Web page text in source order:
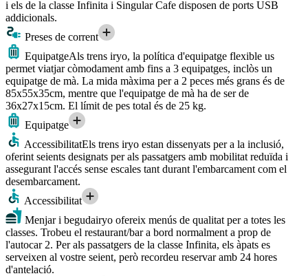
i els de la classe Infinita i Singular Cafe disposen de ports USB
addicionals.
Preses de corrent
EquipatgeAls trens iryo, la política d'equipatge flexible us
permet viatjar còmodament amb fins a 3 equipatges, inclòs un
equipatge de mà. La mida màxima per a 2 peces més grans és de
85x55x35cm, mentre que l'equipatge de mà ha de ser de
36x27x15cm. El límit de pes total és de 25 kg.
Equipatge
AccessibilitatEls trens iryo estan dissenyats per a la inclusió,
oferint seients designats per als passatgers amb mobilitat reduïda i
assegurant l'accés sense escales tant durant l'embarcament com el
desembarcament.
Accessibilitat
Menjar i begudairyo ofereix menús de qualitat per a totes les
classes. Trobeu el restaurant/bar a bord normalment a prop de
l'autocar 2. Per als passatgers de la classe Infinita, els àpats es
serveixen al vostre seient, però recordeu reservar amb 24 hores
d'antelació.